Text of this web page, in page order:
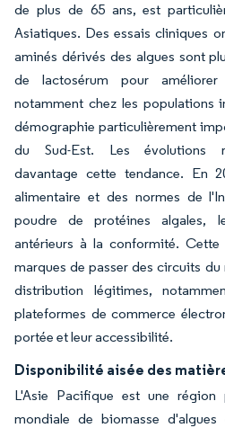
de plus de 65 ans, est
Asiatiques. Des essais cliniques
aminés dérivés des algues sont
de lactosérum pour
notamment chez les populations
démographie particulièrement
du Sud-Est. Les évolutions
davantage cette tendance. En
alimentaire et des normes de
poudre de protéines algales,
antérieurs à la conformité.
marques de passer des circuits du
distribution légitimes,
plateformes de commerce
portée et leur accessibilité.
Disponibilité aisée des
L'Asie Pacifique est une
mondiale de biomasse